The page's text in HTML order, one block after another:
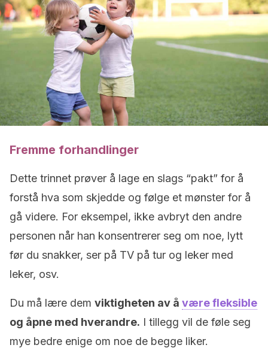
Fremme forhandlinger
Dette trinnet prøver å lage en slags “pakt” for å
forstå hva som skjedde og følge et mønster for å
gå videre. For eksempel, ikke avbryt den andre
personen når han konsentrerer seg om noe, lytt
før du snakker, ser på TV på tur og leker med
leker, osv.
Du må lære dem viktigheten av å være fleksible
og åpne med hverandre. I tillegg vil de føle seg
mye bedre enige om noe de begge liker.